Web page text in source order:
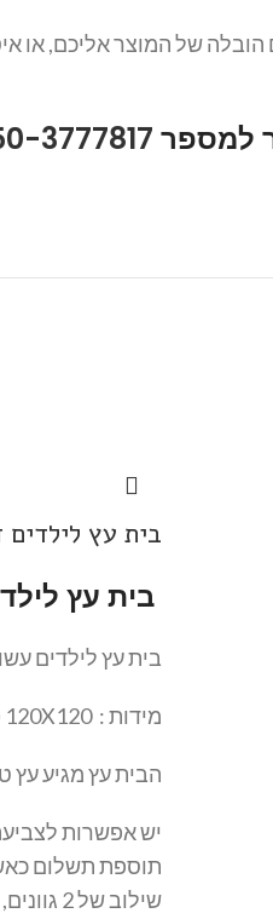
של המוצר אליכם, או
למספר 3777817
בית עץ
בית עץ
בית עץ לילדים
מידות : 120X120 ס"מ
הבית עץ מגיע עץ
יש אפשרות
תוספת תשלום
שילוב